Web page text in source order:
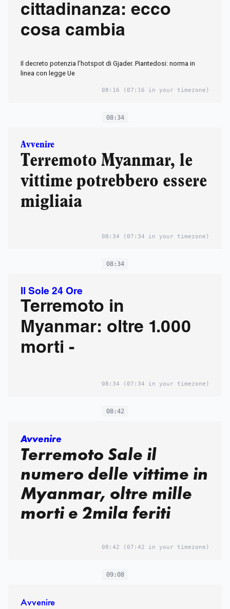
cittadinanza: ecco
cosa cambia
Il decreto potenzia l'hotspot di Gjader. Piantedosi: norma in
linea con legge Ue
08:16 (07:16 in your timezone)
08:34
Avvenire
Terremoto Myanmar, le
vittime potrebbero essere
migliaia
08:34 (07:34 in your timezone)
08:34
Il Sole 24 Ore
Terremoto in
Myanmar: oltre 1.000
morti -
08:34 (07:34 in your timezone)
08:42
Avvenire
Terremoto Sale il
numero delle vittime in
Myanmar, oltre mille
morti e 2mila feriti
08:42 (07:42 in your timezone)
09:08
Avvenire